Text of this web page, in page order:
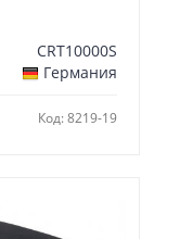
CRT10000S
Германия
Код: 8219-19